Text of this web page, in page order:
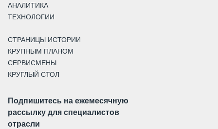
АНАЛИТИКА
ТЕХНОЛОГИИ
СТРАНИЦЫ ИСТОРИИ
КРУПНЫМ ПЛАНОМ
СЕРВИСМЕНЫ
КРУГЛЫЙ СТОЛ
Подпишитесь на ежемесячную
рассылку для специалистов
отрасли